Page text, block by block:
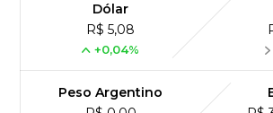
Dólar
R$ 5,08
+0,04%
Peso Argentino